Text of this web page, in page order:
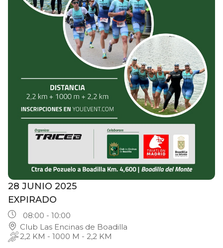
28 JUNIO 2025
EXPIRADO
08:00 - 10:00
Club Las Encinas de Boadilla
2,2 KM - 1000 M - 2,2 KM